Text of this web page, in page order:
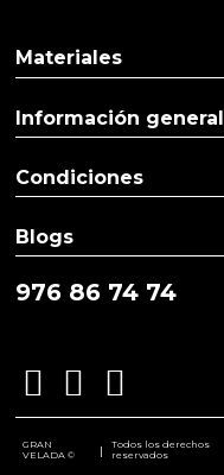
976 86 74 74
Materiales
Información general
Condiciones
Blogs
GRAN
VELADA ©
|
Todos los derechos
reservados